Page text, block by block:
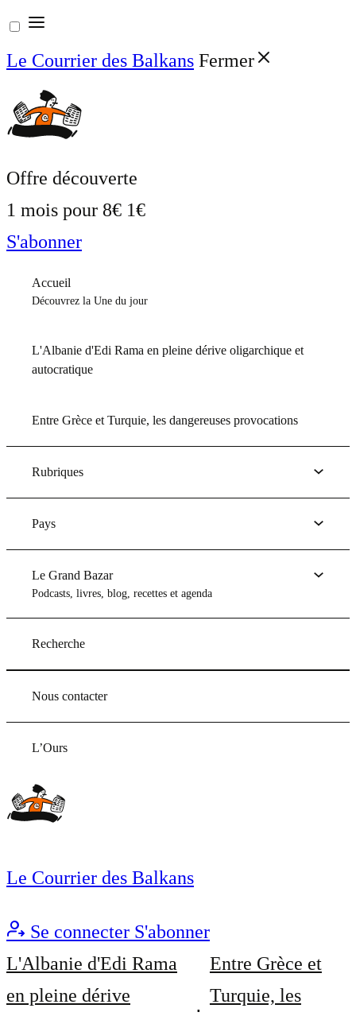
Aller
au
contenu
Le Courrier des Balkans Fermer
Offre découverte
1 mois pour 8€ 1€
S'abonner
Accueil
Découvrez la Une du jour
L'Albanie d'Edi Rama en pleine dérive oligarchique et
autocratique
Entre Grèce et Turquie, les dangereuses provocations
Rubriques
Pays
Le Grand Bazar
Podcasts, livres, blog, recettes et agenda
Recherche
Nous contacter
L’Ours
Le Courrier des Balkans
Se connecter S'abonner
L'Albanie d'Edi Rama
en pleine dérive
Entre Grèce et
Turquie, les